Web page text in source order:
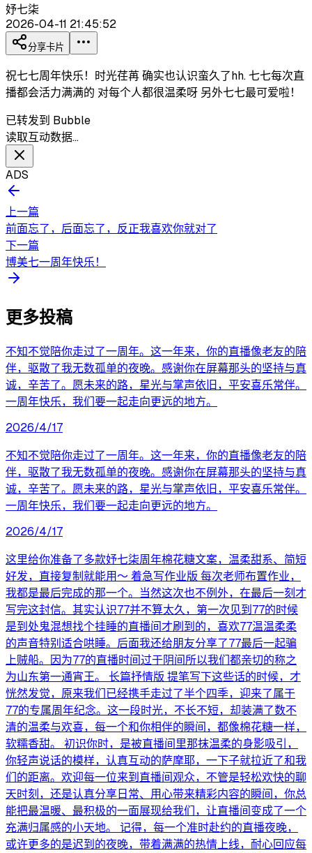
妤七柒
2026-04-11 21:45:52
分享卡片
祝七七周年快乐！时光荏苒 确实也认识蛮久了hh. 七七每次直
播都会活力满满的 对每个人都很温柔呀 另外七七最可爱啦！
已转发到 Bubble
读取互动数据…
ADS
上一篇
前面忘了，后面忘了，反正我喜欢你就对了
下一篇
博美七一周年快乐！
更多投稿
不知不觉陪你走过了一周年。这一年来，你的直播像老友的陪
伴，驱散了我无数孤单的夜晚。感谢你在屏幕那头的坚持与真
诚，辛苦了。愿未来的路，星光与掌声依旧，平安喜乐常伴。
一周年快乐，我们要一起走向更远的地方。
2026/4/17
不知不觉陪你走过了一周年。这一年来，你的直播像老友的陪
伴，驱散了我无数孤单的夜晚。感谢你在屏幕那头的坚持与真
诚，辛苦了。愿未来的路，星光与掌声依旧，平安喜乐常伴。
一周年快乐，我们要一起走向更远的地方。
2026/4/17
这里给你准备了多款妤七柒周年棉花糖文案，温柔甜系、简短
好发，直接复制就能用～ 着急写作业版 每次老师布置作业，
我都是最后完成的那一个。当然这次也不例外，在最后一刻才
写完这封信。其实认识77并不算太久，第一次见到77的时候
是到处鬼混想找个挂睡的直播间才刷到的，喜欢77温温柔柔
的声音特别适合哄睡。后面我还给朋友分享了77最后一起骗
上贼船。因为77的直播时间过于阴间所以我们都亲切的称之
为山东第一通宵王。 长篇抒情版 提笔写下这些话的时候，才
恍然发觉，原来我们已经携手走过了半个四季，迎来了属于
77的专属周年纪念。这一段时光，不长不短，却装满了数不
清的温柔与欢喜，每一个和你相伴的瞬间，都像棉花糖一样，
软糯香甜。 初识你时，是被直播间里那抹温柔的身影吸引，
你轻声说话的模样，认真互动的萨摩耶，一下子就拉近了和我
们的距离。欢迎每一位来到直播间观众，不管是轻松欢快的聊
天时刻，还是认真分享日常、用心带来精彩内容的瞬间，你总
能把最温暖、最积极的一面展现给我们，让直播间变成了一个
充满归属感的小天地。 记得，每一个准时赴约的直播夜晚，
或许更多的是迟到的夜晚，带着满满的热情上线，耐心回应每